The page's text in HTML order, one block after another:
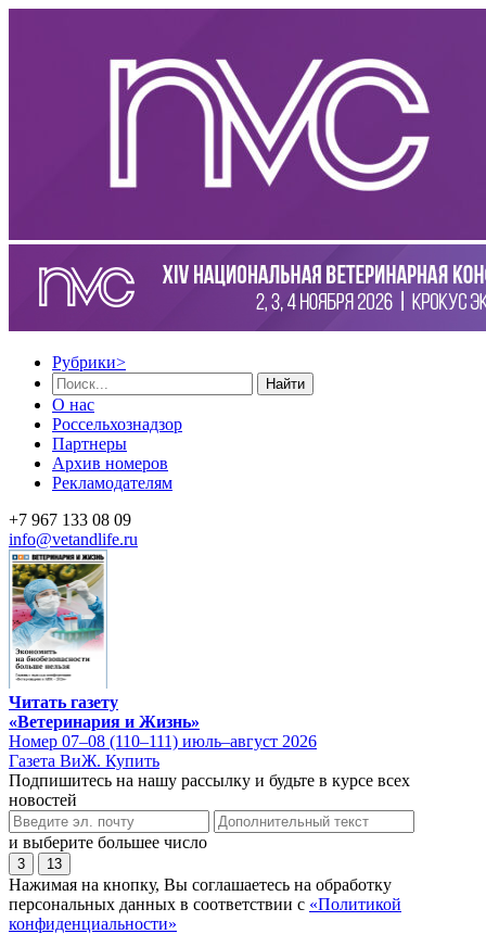
Рубрики>
Найти
О нас
Россельхознадзор
Партнеры
Архив номеров
Рекламодателям
+7 967 133 08 09
info@vetandlife.ru
Читать газету
«Ветеринария и Жизнь»
Номер 07–08 (110–111) июль–август 2026
Газета ВиЖ. Купить
Подпишитесь на нашу рассылку и будьте в курсе всех
новостей
и выберите большее число
3 13
Нажимая на кнопку, Вы соглашаетесь на обработку
персональных данных в соответствии с «Политикой
конфиденциальности»